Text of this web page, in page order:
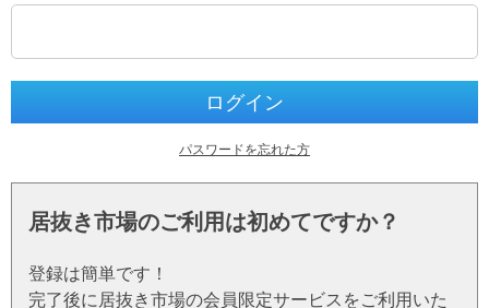
ログイン
パスワードを忘れた方
居抜き市場のご利用は初めてですか？
登録は簡単です！
完了後に居抜き市場の会員限定サービスをご利用いた